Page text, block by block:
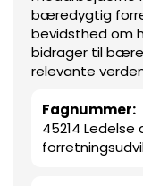
bæredygtig
bevidsthed om
bidrager til
relevante
Fagnummer:
45214